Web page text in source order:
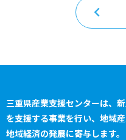
三重県産業支援センターは、
を支援する事業を行い、 地域
地域経済の発展に寄与します。